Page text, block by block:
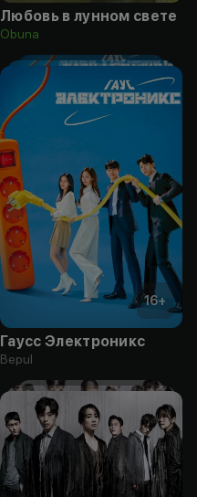
Любовь в лунном свете
Obuna
16+
Гаусс Электроникс
Bepul